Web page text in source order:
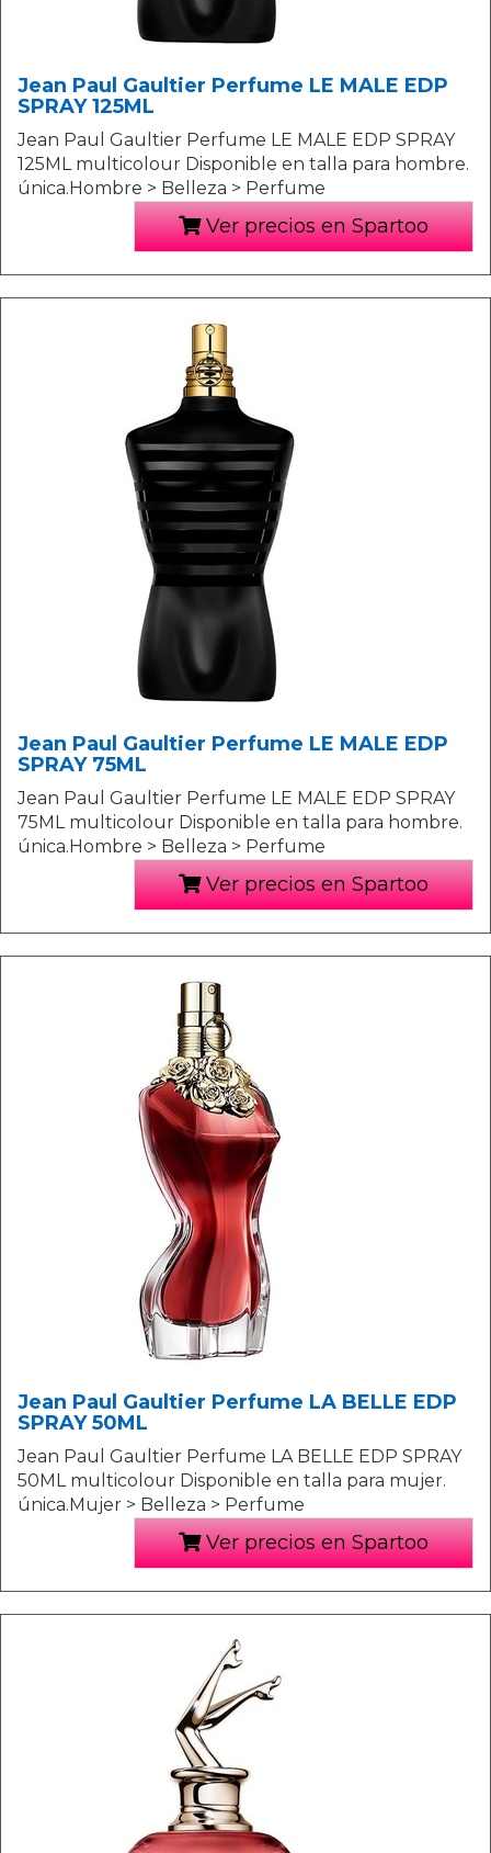
Jean Paul Gaultier Perfume LE MALE EDP
SPRAY 125ML
Jean Paul Gaultier Perfume LE MALE EDP SPRAY
125ML multicolour Disponible en talla para hombre.
única.Hombre > Belleza > Perfume
Ver precios en Spartoo
Jean Paul Gaultier Perfume LE MALE EDP
SPRAY 75ML
Jean Paul Gaultier Perfume LE MALE EDP SPRAY
75ML multicolour Disponible en talla para hombre.
única.Hombre > Belleza > Perfume
Ver precios en Spartoo
Jean Paul Gaultier Perfume LA BELLE EDP
SPRAY 50ML
Jean Paul Gaultier Perfume LA BELLE EDP SPRAY
50ML multicolour Disponible en talla para mujer.
única.Mujer > Belleza > Perfume
Ver precios en Spartoo